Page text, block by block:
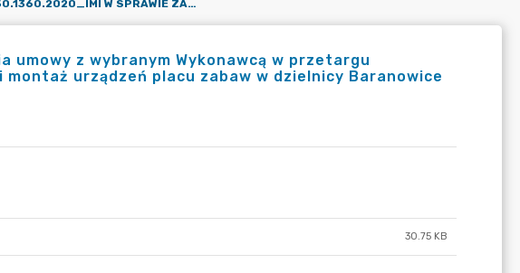
OR.0050.1360.2020_IMI W SPRAWIE ZAWARCIA UMOWY Z WYBRANYM WYKONAWCĄ W PRZETARGU NIEOGRANICZONYM NA ZAKUP, DOSTARCZENIE I MONTAŻ URZĄDZEŃ PLACU ZABAW W DZIELNICY BARANOWICE W ŻORACH.
umowy z wybranym Wykonawcą w przetargu
urządzeń placu zabaw w dzielnicy Baranowice
30.75 KB